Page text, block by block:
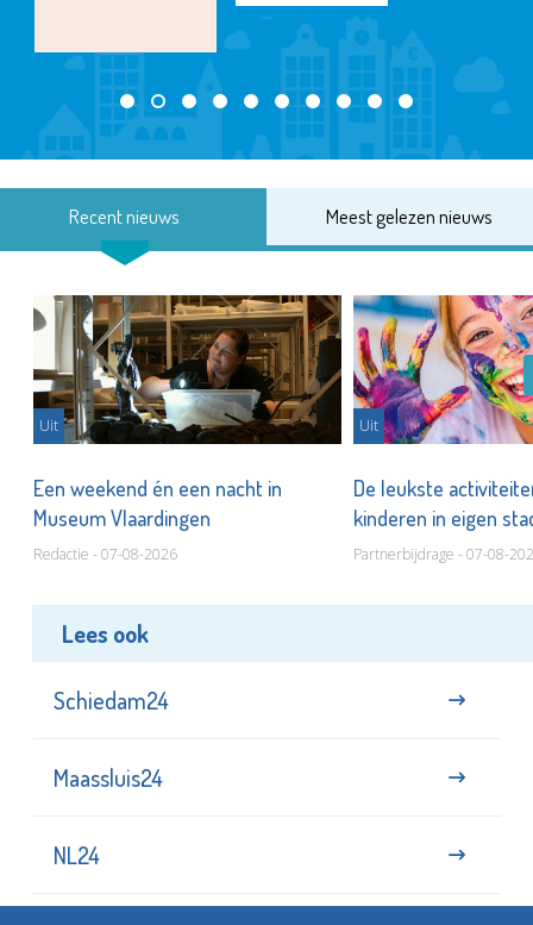
Recent nieuws Meest gelezen nieuws
Uit
Een weekend én een nacht in
Museum Vlaardingen
Redactie - 07-08-2026
Uit
De leukste
kinderen in eigen
Partnerbijdrage - 07-08-
Lees ook
Schiedam24
Maassluis24
NL24